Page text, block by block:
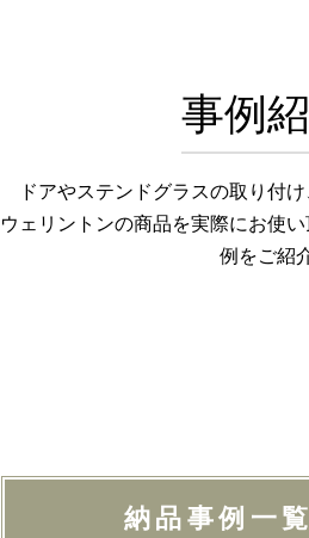
事例
ドアやステンドグラスの取り付
ウェリントンの商品を実際にお使
例をご紹
納品事例一